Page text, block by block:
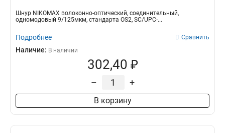
Шнур NIKOMAX волоконно-оптический, соединительный,
одномодовый 9/125мкм, стандарта OS2, SC/UPC-...
Подробнее Сравнить
Наличие: В наличии
302,40 ₽
– +
В корзину